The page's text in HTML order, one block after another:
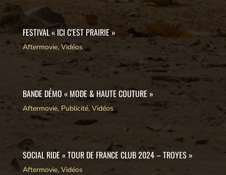
FESTIVAL « ICI C’EST PRAIRIE »
Aftermovie, Vidéos
BANDE DÉMO « MODE & HAUTE COUTURE »
Aftermovie, Publicité, Vidéos
SOCIAL RIDE « TOUR DE FRANCE CLUB 2024 – TROYES »
Aftermovie, Vidéos